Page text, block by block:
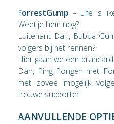
ForrestGump – Life is
Weet je hem nog?
Luitenant Dan, Bubba
volgers bij het rennen?
Hier gaan we een
Dan, Ping Pongen met
met zoveel mogelijk
trouwe supporter.
AANVULLENDE